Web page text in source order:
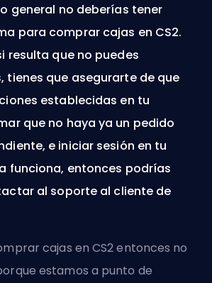
general no deberías tener
para comprar cajas en CS2.
resulta que no puedes
tienes que asegurarte de que
establecidas en tu
que no haya ya un pedido
e iniciar sesión en tu
funciona, entonces podrías
al soporte al cliente de
cajas en CS2 entonces no
estamos a punto de